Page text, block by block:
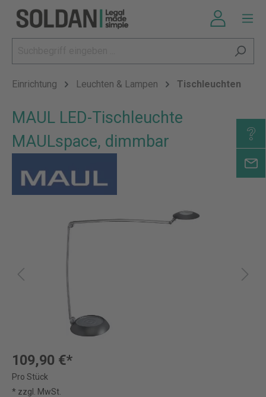
Einrichtung Leuchten & Lampen Tischleuchten
MAUL LED-Tischleuchte
MAULspace, dimmbar
109,90 €*
Pro Stück
* zzgl. MwSt.